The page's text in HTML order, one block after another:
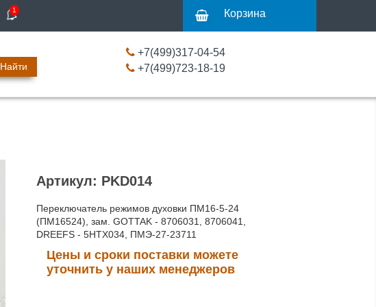
1 Корзина
Найти
+7(499)317-04-54
+7(499)723-18-19
Артикул: PKD014
Переключатель режимов духовки ПМ16-5-24
(ПМ16524), зам. GOTTAK - 8706031, 8706041,
DREEFS - 5HTX034, ПМЭ-27-23711
Цены и сроки поставки можете
уточнить у наших менеджеров